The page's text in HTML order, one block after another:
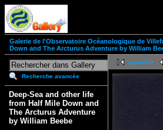
Galerie de l'Observatoire Océanologique de
Down and The Arcturus Adventure by William
Recherche avancée
Deep-Sea and other life
from Half Mile Down and
The Arcturus Adventure
by William Beebe
première